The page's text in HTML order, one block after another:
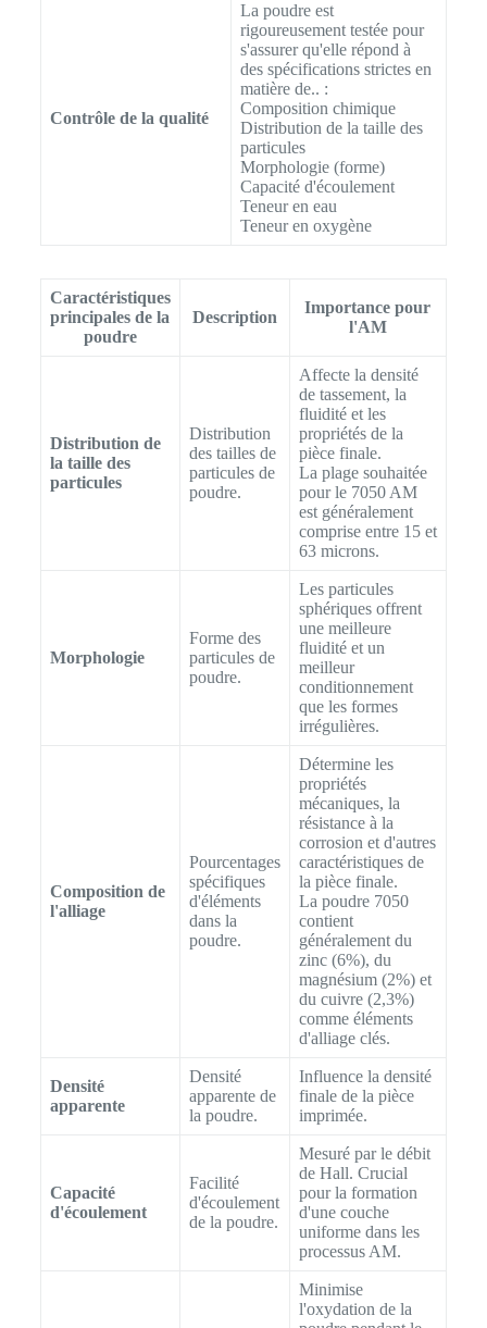
Contrôle de la qualité
La poudre est
rigoureusement testée pour
s'assurer qu'elle répond à
des spécifications strictes en
matière de.. :
Composition chimique
Distribution de la taille des
particules
Morphologie (forme)
Capacité d'écoulement
Teneur en eau
Teneur en oxygène
Caractéristiques
principales de la
poudre
Description
Importance pour
l'AM
Distribution de
la taille des
particules
Distribution
des tailles de
particules de
poudre.
Affecte la densité
de tassement, la
fluidité et les
propriétés de la
pièce finale.
La plage souhaitée
pour le 7050 AM
est généralement
comprise entre 15 et
63 microns.
Morphologie
Forme des
particules de
poudre.
Les particules
sphériques offrent
une meilleure
fluidité et un
meilleur
conditionnement
que les formes
irrégulières.
Composition de
l'alliage
Pourcentages
spécifiques
d'éléments
dans la
poudre.
Détermine les
propriétés
mécaniques, la
résistance à la
corrosion et d'autres
caractéristiques de
la pièce finale.
La poudre 7050
contient
généralement du
zinc (6%), du
magnésium (2%) et
du cuivre (2,3%)
comme éléments
d'alliage clés.
Densité
apparente
Densité
apparente de
la poudre.
Influence la densité
finale de la pièce
imprimée.
Capacité
d'écoulement
Facilité
d'écoulement
de la poudre.
Mesuré par le débit
de Hall. Crucial
pour la formation
d'une couche
uniforme dans les
processus AM.
Minimise
l'oxydation de la